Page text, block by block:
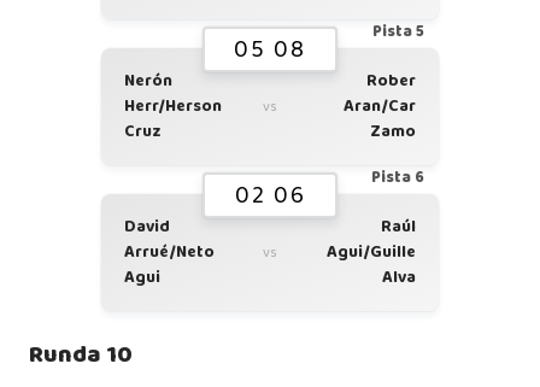
Pista 5
05 08
Nerón
Herr/Herson
Cruz
vs
Rober
Aran/Car
Zamo
Pista 6
02 06
David
Arrué/Neto
Agui
vs
Raúl
Agui/Guille
Alva
Runda 10